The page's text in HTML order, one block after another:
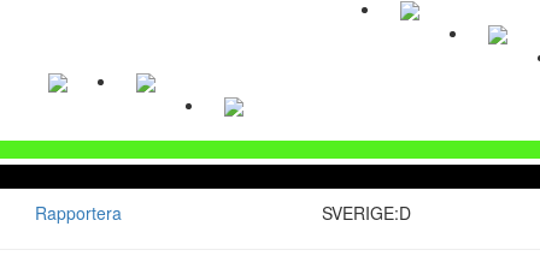
Rapportera SVERIGE:D